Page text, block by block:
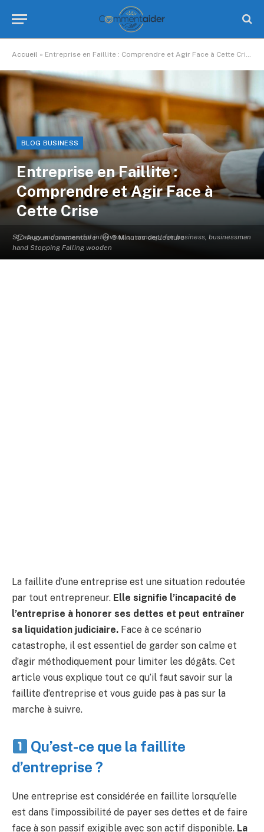
Accueil » Entreprise en Faillite : Comprendre et Agir Face à Cette Crise
Strategy and successful intervention concept for business, businessman
hand Stopping Falling wooden
BLOG BUSINESS
Entreprise en Faillite :
Comprendre et Agir Face à
Cette Crise
Aucun commentaire 5 Minutes de Lecture
La faillite d’une entreprise est une situation redoutée
par tout entrepreneur. Elle signifie l’incapacité de
l’entreprise à honorer ses dettes et peut entraîner
sa liquidation judiciaire. Face à ce scénario
catastrophe, il est essentiel de garder son calme et
d’agir méthodiquement pour limiter les dégâts. Cet
article vous explique tout ce qu’il faut savoir sur la
faillite d’entreprise et vous guide pas à pas sur la
marche à suivre.
Qu’est-ce que la faillite
d’entreprise ?
Une entreprise est considérée en faillite lorsqu’elle
est dans l’impossibilité de payer ses dettes et de faire
face à son passif exigible avec son actif disponible. La